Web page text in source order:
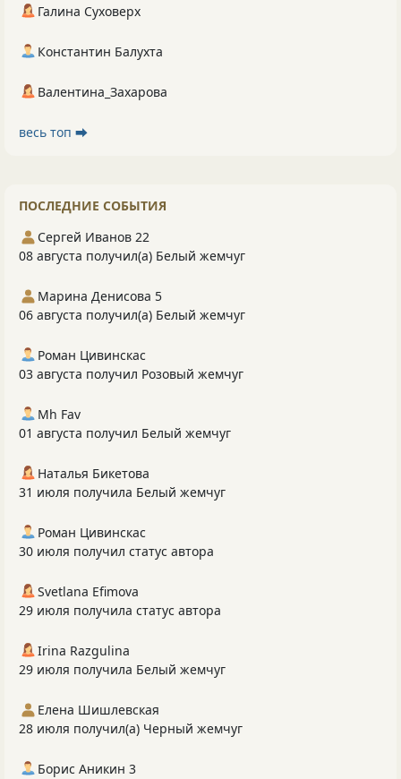
Галина Суховерх
Константин Балухта
Валентина_Захарова
весь топ ⮕
ПОСЛЕДНИЕ СОБЫТИЯ
Сергей Иванов 22
08 августа получил(а) Белый жемчуг
Марина Денисова 5
06 августа получил(а) Белый жемчуг
Роман Цивинскас
03 августа получил Розовый жемчуг
Mh Fav
01 августа получил Белый жемчуг
Наталья Бикетова
31 июля получила Белый жемчуг
Роман Цивинскас
30 июля получил статус автора
Svetlana Efimova
29 июля получила статус автора
Irina Razgulina
29 июля получила Белый жемчуг
Елена Шишлевская
28 июля получил(а) Черный жемчуг
Борис Аникин 3